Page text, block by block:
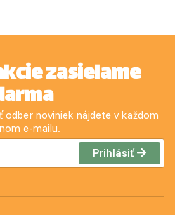
zasielame
noviniek nájdete v každom
e-mailu.
Prihlásiť